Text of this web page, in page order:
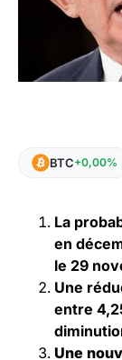
BTC+0,00%
La
en
le 29
Une
entre
Une